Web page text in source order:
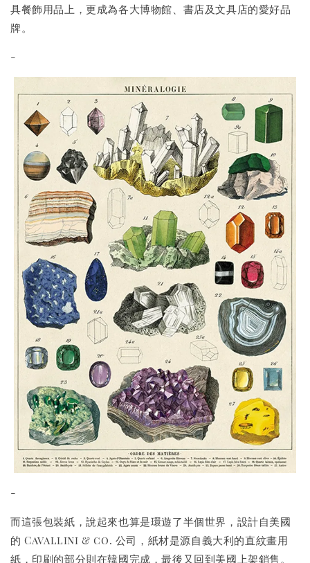
具餐飾用品上，更成為各大博物館、書店及文具店的愛好品
牌。
-
-
而這張包裝紙，說起來也算是環遊了半個世界，設計自美國
的 Cavallini & co. 公司，紙材是源自義大利的直紋畫用
紙，印刷的部分則在韓國完成，最後又回到美國上架銷售。